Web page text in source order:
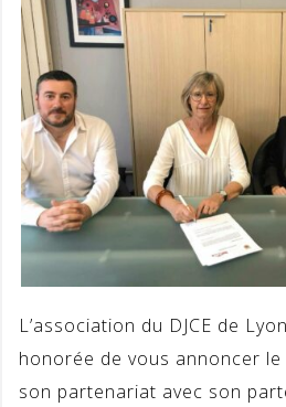
L’association du DJCE de
honorée de vous annoncer
son partenariat avec son